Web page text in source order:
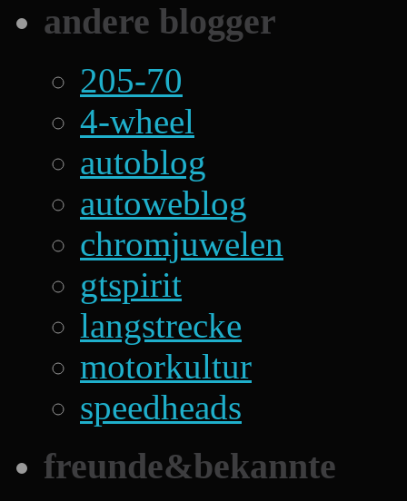
andere blogger
205-70
4-wheel
autoblog
autoweblog
chromjuwelen
gtspirit
langstrecke
motorkultur
speedheads
freunde&bekannte